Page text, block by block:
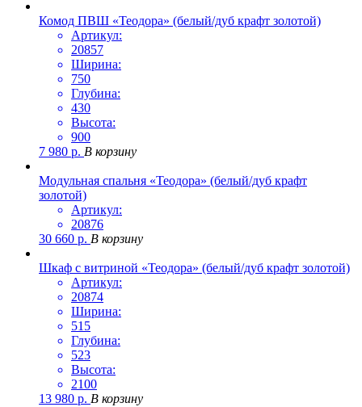
Комод ПВШ «Теодора» (белый/дуб крафт золотой)
Артикул:
20857
Ширина:
750
Глубина:
430
Высота:
900
7 980 р. В корзину
Модульная спальня «Теодора» (белый/дуб крафт
золотой)
Артикул:
20876
30 660 р. В корзину
Шкаф с витриной «Теодора» (белый/дуб крафт золотой)
Артикул:
20874
Ширина:
515
Глубина:
523
Высота:
2100
13 980 р. В корзину